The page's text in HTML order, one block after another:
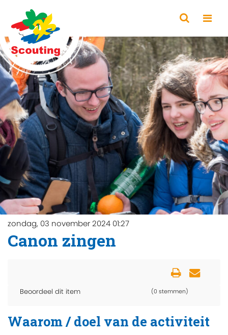
zondag, 03 november 2024 01:27
Canon zingen
Beoordeel dit item (0 stemmen)
Waarom / doel van de activiteit